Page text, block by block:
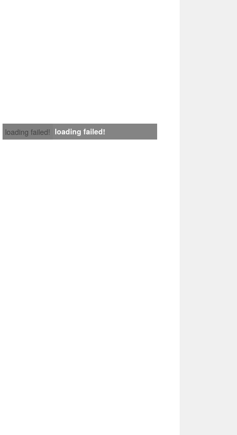
loading failed! loading failed!